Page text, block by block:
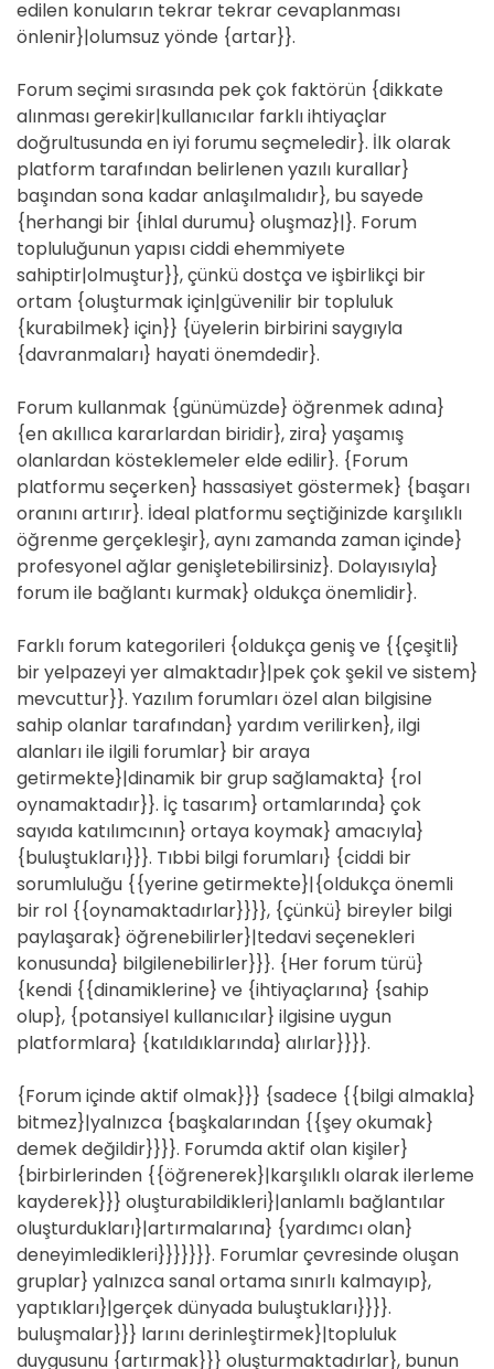
edilen konuların tekrar tekrar cevaplanması
önlenir}|olumsuz yönde {artar}}.
Forum seçimi sırasında pek çok faktörün {dikkate
alınması gerekir|kullanıcılar farklı ihtiyaçlar
doğrultusunda en iyi forumu seçmeledir}. İlk olarak
platform tarafından belirlenen yazılı kurallar}
başından sona kadar anlaşılmalıdır}, bu sayede
{herhangi bir {ihlal durumu} oluşmaz}|}. Forum
topluluğunun yapısı ciddi ehemmiyete
sahiptir|olmuştur}}, çünkü dostça ve işbirlikçi bir
ortam {oluşturmak için|güvenilir bir topluluk
{kurabilmek} için}} {üyelerin birbirini saygıyla
{davranmaları} hayati önemdedir}.
Forum kullanmak {günümüzde} öğrenmek adına}
{en akıllıca kararlardan biridir}, zira} yaşamış
olanlardan kösteklemeler elde edilir}. {Forum
platformu seçerken} hassasiyet göstermek} {başarı
oranını artırır}. İdeal platformu seçtiğinizde karşılıklı
öğrenme gerçekleşir}, aynı zamanda zaman içinde}
profesyonel ağlar genişletebilirsiniz}. Dolayısıyla}
forum ile bağlantı kurmak} oldukça önemlidir}.
Farklı forum kategorileri {oldukça geniş ve {{çeşitli}
bir yelpazeyi yer almaktadır}|pek çok şekil ve sistem}
mevcuttur}}. Yazılım forumları özel alan bilgisine
sahip olanlar tarafından} yardım verilirken}, ilgi
alanları ile ilgili forumlar} bir araya
getirmekte}|dinamik bir grup sağlamakta} {rol
oynamaktadır}}. İç tasarım} ortamlarında} çok
sayıda katılımcının} ortaya koymak} amacıyla}
{buluştukları}}}. Tıbbi bilgi forumları} {ciddi bir
sorumluluğu {{yerine getirmekte}|{oldukça önemli
bir rol {{oynamaktadırlar}}}}, {çünkü} bireyler bilgi
paylaşarak} öğrenebilirler}|tedavi seçenekleri
konusunda} bilgilenebilirler}}}. {Her forum türü}
{kendi {{dinamiklerine} ve {ihtiyaçlarına} {sahip
olup}, {potansiyel kullanıcılar} ilgisine uygun
platformlara} {katıldıklarında} alırlar}}}}.
{Forum içinde aktif olmak}}} {sadece {{bilgi almakla}
bitmez}|yalnızca {başkalarından {{şey okumak}
demek değildir}}}}. Forumda aktif olan kişiler}
{birbirlerinden {{öğrenerek}|karşılıklı olarak ilerleme
kayderek}}} oluşturabildikleri}|anlamlı bağlantılar
oluşturdukları}|artırmalarına} {yardımcı olan}
deneyimledikleri}}}}}}}. Forumlar çevresinde oluşan
gruplar} yalnızca sanal ortama sınırlı kalmayıp},
yaptıkları}|gerçek dünyada buluştukları}}}}.
buluşmalar}}} larını derinleştirmek}|topluluk
duygusunu {artırmak}}} oluşturmaktadırlar}, bunun